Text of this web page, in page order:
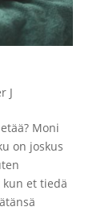
J
Moni
on joskus
kun et tiedä